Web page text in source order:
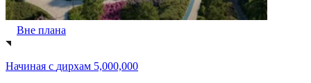
Вне плана
Начиная с дирхам 5,000,000